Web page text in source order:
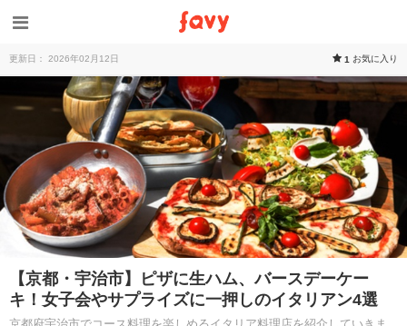
更新日： 2026年02月12日 1 お気に入り
【京都・宇治市】ピザに生ハム、バースデーケー
キ！女子会やサプライズに一押しのイタリアン4選